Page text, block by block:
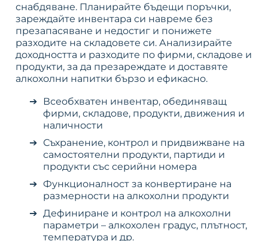
снабдяване. Планирайте бъдещи поръчки,
зареждайте инвентара си навреме без
презапасяване и недостиг и понижете
разходите на складовете си. Анализирайте
доходността и разходите по фирми, складове и
продукти, за да презареждате и доставяте
алкохолни напитки бързо и ефикасно.
Всеобхватен инвентар, обединяващ
фирми, складове, продукти, движения и
наличности
Съхранение, контрол и придвижване на
самостоятелни продукти, партиди и
продукти със серийни номера
Функционалност за конвертиране на
размерности на алкохолни продукти
Дефиниране и контрол на алкохолни
параметри – алкохолен градус, плътност,
температура и др.